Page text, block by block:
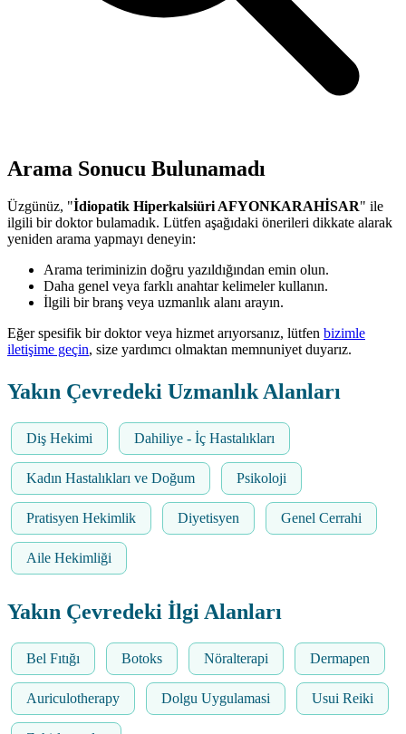
Arama Sonucu Bulunamadı
Üzgünüz, "İdiopatik Hiperkalsiüri AFYONKARAHİSAR" ile
ilgili bir doktor bulamadık. Lütfen aşağıdaki önerileri dikkate alarak
yeniden arama yapmayı deneyin:
Arama teriminizin doğru yazıldığından emin olun.
Daha genel veya farklı anahtar kelimeler kullanın.
İlgili bir branş veya uzmanlık alanı arayın.
Eğer spesifik bir doktor veya hizmet arıyorsanız, lütfen bizimle
iletişime geçin, size yardımcı olmaktan memnuniyet duyarız.
Yakın Çevredeki Uzmanlık Alanları
Diş Hekimi Dahiliye - İç Hastalıkları
Kadın Hastalıkları ve Doğum Psikoloji
Pratisyen Hekimlik Diyetisyen Genel Cerrahi
Aile Hekimliği
Yakın Çevredeki İlgi Alanları
Bel Fıtığı Botoks Nöralterapi Dermapen
Auriculotherapy Dolgu Uygulamasi Usui Reiki